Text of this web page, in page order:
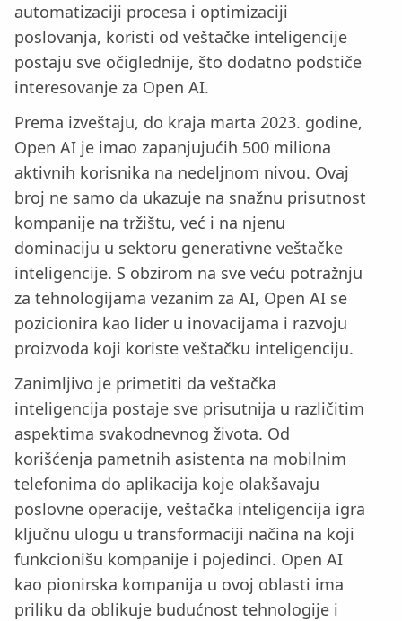
automatizaciji procesa i optimizaciji
poslovanja, koristi od veštačke inteligencije
postaju sve očiglednije, što dodatno podstiče
interesovanje za Open AI.
Prema izveštaju, do kraja marta 2023. godine,
Open AI je imao zapanjujućih 500 miliona
aktivnih korisnika na nedeljnom nivou. Ovaj
broj ne samo da ukazuje na snažnu prisutnost
kompanije na tržištu, već i na njenu
dominaciju u sektoru generativne veštačke
inteligencije. S obzirom na sve veću potražnju
za tehnologijama vezanim za AI, Open AI se
pozicionira kao lider u inovacijama i razvoju
proizvoda koji koriste veštačku inteligenciju.
Zanimljivo je primetiti da veštačka
inteligencija postaje sve prisutnija u različitim
aspektima svakodnevnog života. Od
korišćenja pametnih asistenta na mobilnim
telefonima do aplikacija koje olakšavaju
poslovne operacije, veštačka inteligencija igra
ključnu ulogu u transformaciji načina na koji
funkcionišu kompanije i pojedinci. Open AI
kao pionirska kompanija u ovoj oblasti ima
priliku da oblikuje budućnost tehnologije i